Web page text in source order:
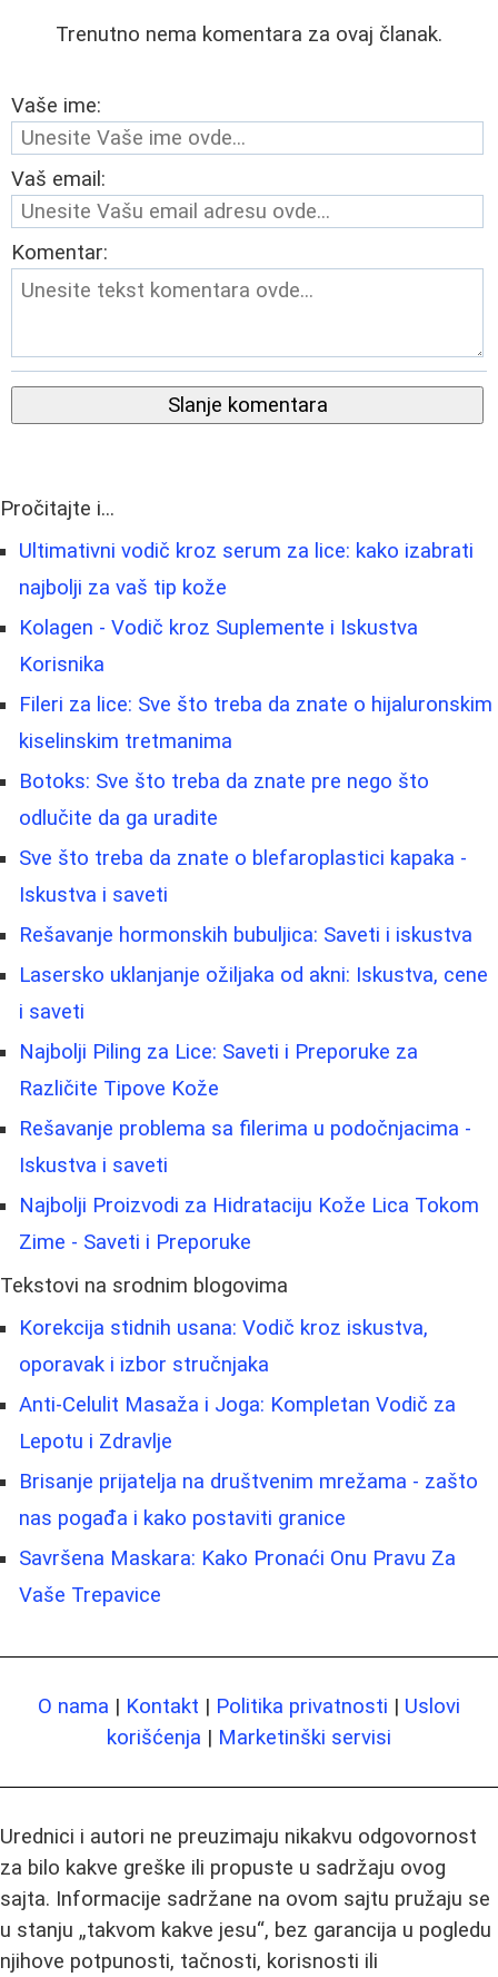
Trenutno nema komentara za ovaj članak.
Vaše ime:
Vaš email:
Komentar:
Slanje komentara
Pročitajte i...
Ultimativni vodič kroz serum za lice: kako izabrati
najbolji za vaš tip kože
Kolagen - Vodič kroz Suplemente i Iskustva
Korisnika
Fileri za lice: Sve što treba da znate o hijaluronskim
kiselinskim tretmanima
Botoks: Sve što treba da znate pre nego što
odlučite da ga uradite
Sve što treba da znate o blefaroplastici kapaka -
Iskustva i saveti
Rešavanje hormonskih bubuljica: Saveti i iskustva
Lasersko uklanjanje ožiljaka od akni: Iskustva, cene
i saveti
Najbolji Piling za Lice: Saveti i Preporuke za
Različite Tipove Kože
Rešavanje problema sa filerima u podočnjacima -
Iskustva i saveti
Najbolji Proizvodi za Hidrataciju Kože Lica Tokom
Zime - Saveti i Preporuke
Tekstovi na srodnim blogovima
Korekcija stidnih usana: Vodič kroz iskustva,
oporavak i izbor stručnjaka
Anti-Celulit Masaža i Joga: Kompletan Vodič za
Lepotu i Zdravlje
Brisanje prijatelja na društvenim mrežama - zašto
nas pogađa i kako postaviti granice
Savršena Maskara: Kako Pronaći Onu Pravu Za
Vaše Trepavice
O nama | Kontakt | Politika privatnosti | Uslovi
korišćenja | Marketinški servisi
Urednici i autori ne preuzimaju nikakvu odgovornost
za bilo kakve greške ili propuste u sadržaju ovog
sajta. Informacije sadržane na ovom sajtu pružaju se
u stanju „takvom kakve jesu“, bez garancija u pogledu
njihove potpunosti, tačnosti, korisnosti ili